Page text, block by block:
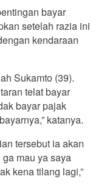
bayar
setelah razia ini
kendaraan
Sukamto (39).
telat bayar
bayar pajak
katanya.
tersebut ia akan
ga mau ya saya
kena tilang lagi,”